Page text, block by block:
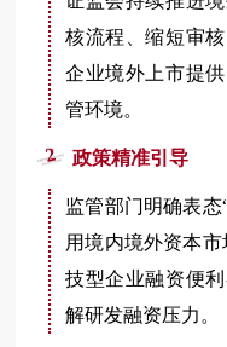
核流程、缩短审
企业境外上市提
管环境。
2 政策精准引导
监管部门明确表态
用境内境外资本
技型企业融资便
解研发融资压力。